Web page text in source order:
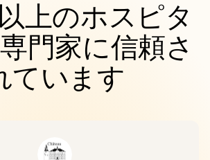
上のホスピタ
門家に信頼さ
ています